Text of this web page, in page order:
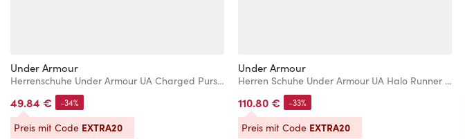
Under Armour
Herrenschuhe Under Armour UA Charged Pursuit 4 BL
49.84 € -34%
Preis mit Code EXTRA20
Under Armour
Herren Schuhe Under Armour UA Halo Runner SE-BLK
110.80 € -33%
Preis mit Code EXTRA20